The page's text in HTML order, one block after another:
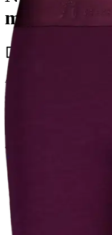
Asiakasomistajahinta
Hinta ilman S-Etukorttia:
Valittu väri: